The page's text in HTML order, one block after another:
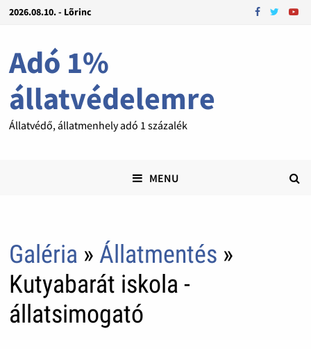
2026.08.10. - Lõrinc
Adó 1%
állatvédelemre
Állatvédő, állatmenhely adó 1 százalék
MENU
Galéria » Állatmentés »
Kutyabarát iskola -
állatsimogató